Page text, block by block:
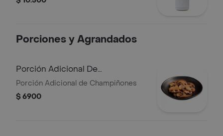
Porciones y Agrandados
Porción Adicional De
Champiñones
Porción Adicional de Champiñones
$ 6900